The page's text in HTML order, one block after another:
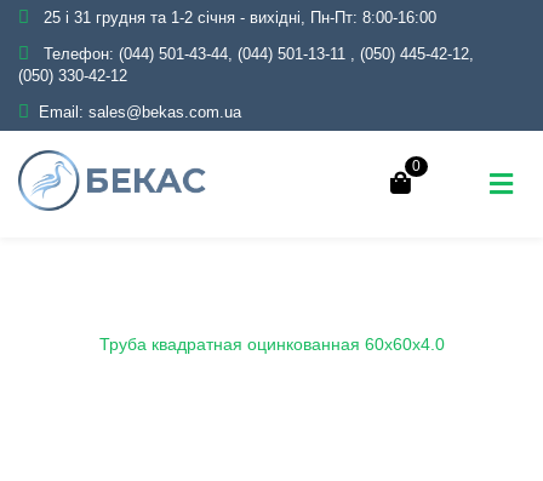
25 і 31 грудня та 1-2 січня - вихідні, Пн-Пт: 8:00-16:00
Телефон: (044) 501-43-44, (044) 501-13-11 , (050) 445-42-12,
(050) 330-42-12
Email: sales@bekas.com.ua
0
Труба квадратная оцинкованная 60х60х4.0